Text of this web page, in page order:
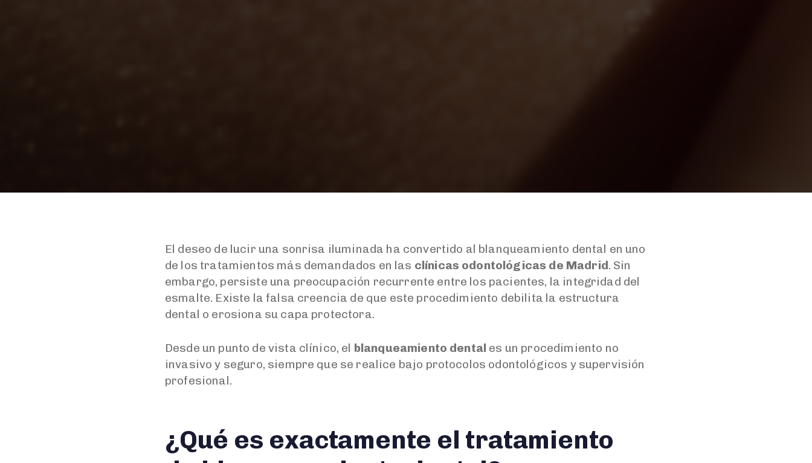
El deseo de lucir una sonrisa iluminada ha convertido al blanqueamiento dental en uno
de los tratamientos más demandados en las clínicas odontológicas de Madrid. Sin
embargo, persiste una preocupación recurrente entre los pacientes, la integridad del
esmalte. Existe la falsa creencia de que este procedimiento debilita la estructura
dental o erosiona su capa protectora.
Desde un punto de vista clínico, el blanqueamiento dental es un procedimiento no
invasivo y seguro, siempre que se realice bajo protocolos odontológicos y supervisión
profesional.
¿Qué es exactamente el tratamiento